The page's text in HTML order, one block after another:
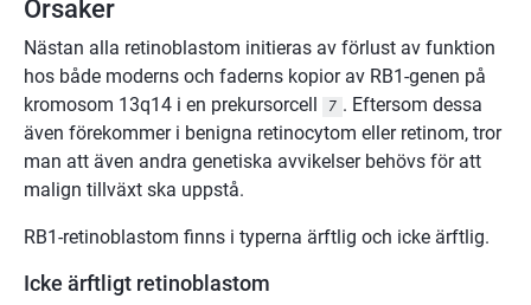
Orsaker
Nästan alla retinoblastom initieras av förlust av funktion
hos både moderns och faderns kopior av RB1-genen på
kromosom 13q14 i en prekursorcell
7 . Eftersom dessa
även förekommer i benigna retinocytom eller retinom, tror
man att även andra genetiska avvikelser behövs för att
malign tillväxt ska uppstå.
RB1-retinoblastom finns i typerna ärftlig och icke ärftlig.
Icke ärftligt retinoblastom